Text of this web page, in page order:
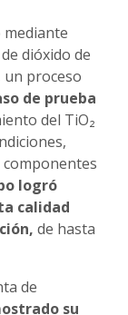
dióxido de
proceso
de prueba
del TiO₂
logró
calidad
de hasta
de
su